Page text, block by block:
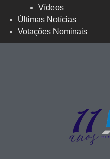
Vídeos
Últimas Notícias
Votações Nominais